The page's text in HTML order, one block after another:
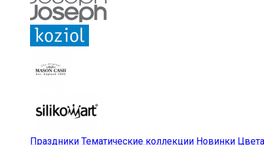
Праздники Тематические коллекции Новинки Цвета